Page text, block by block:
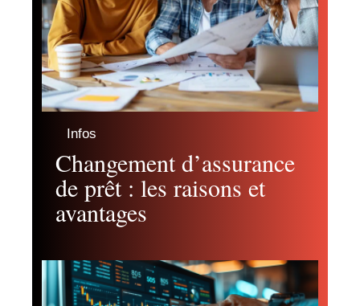
Infos
Changement d’assurance
de prêt : les raisons et
avantages